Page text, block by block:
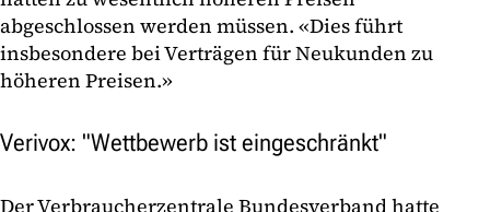
abgeschlossen werden müssen. «Dies führt
insbesondere bei Verträgen für Neukunden zu
höheren Preisen.»
Verivox: "Wettbewerb ist eingeschränkt"
Der Verbraucherzentrale Bundesverband hatte